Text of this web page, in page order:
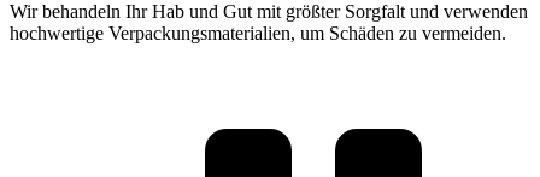
Wir behandeln Ihr Hab und Gut mit größter Sorgfalt und verwenden
hochwertige Verpackungsmaterialien, um Schäden zu vermeiden.